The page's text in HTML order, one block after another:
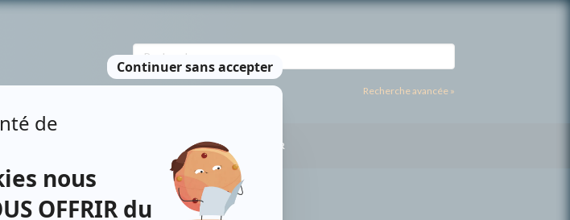
Recherche avancée »
NOUS CONTACTER